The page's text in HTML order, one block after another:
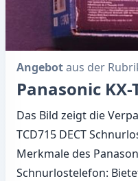
Angebotaus der
Panasonic
Das Bild zeigt die
TCD715 DECT
Merkmale des
Schnurlostelefon: